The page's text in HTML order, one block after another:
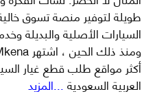
طويلة لتوفير منصة تسوق
السيارات الأصلية والبديلة
أكثر مواقع طلب قطع غيار
العربية السعودية...المزيد